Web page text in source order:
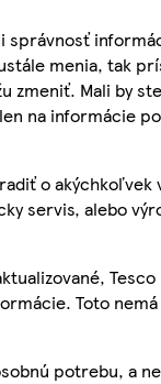
správnosť
menia, tak
zmeniť. Mali by
na informácie
o akýchkoľvek
servis, alebo
Tesco
Toto nemá
potrebu, a